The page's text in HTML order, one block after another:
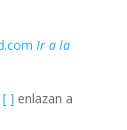
Ir a la
[ ] enlazan a